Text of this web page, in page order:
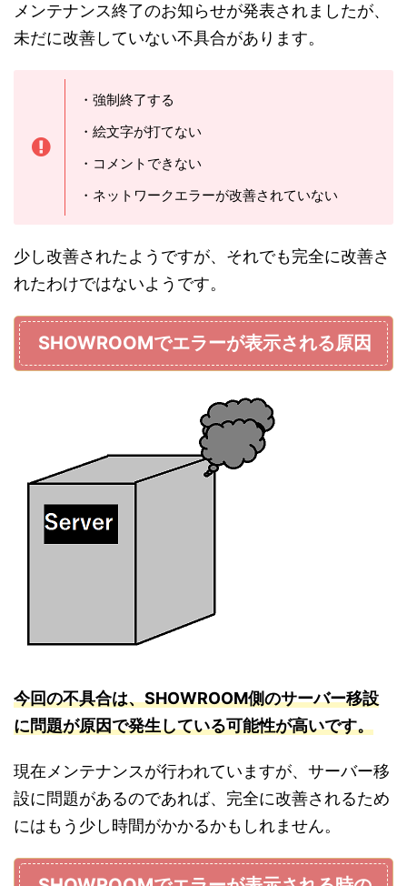
メンテナンス終了のお知らせが発表されましたが、
未だに改善していない不具合があります。
・強制終了する
・絵文字が打てない
・コメントできない
・ネットワークエラーが改善されていない
少し改善されたようですが、それでも完全に改善さ
れたわけではないようです。
SHOWROOMでエラーが表示される原因
今回の不具合は、SHOWROOM側のサーバー移設
に問題が原因で発生している可能性が高いです。
現在メンテナンスが行われていますが、サーバー移
設に問題があるのであれば、完全に改善されるため
にはもう少し時間がかかるかもしれません。